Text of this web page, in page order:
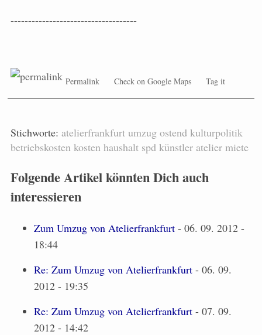
------------------------------------
Permalink Check on Google Maps Tag it
Stichworte: atelierfrankfurt umzug ostend kulturpolitik
betriebskosten kosten haushalt spd künstler atelier miete
Folgende Artikel könnten Dich auch
interessieren
Zum Umzug von Atelierfrankfurt - 06. 09. 2012 -
18:44
Re: Zum Umzug von Atelierfrankfurt - 06. 09.
2012 - 19:35
Re: Zum Umzug von Atelierfrankfurt - 07. 09.
2012 - 14:42